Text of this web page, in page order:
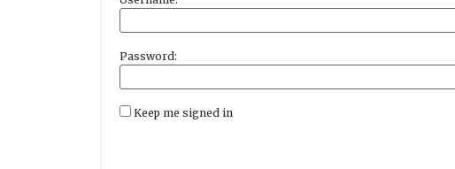
Password:
Keep me signed in